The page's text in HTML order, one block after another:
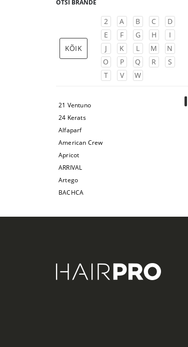
OTSI BRÄNDE
KÕIK
2 A B C
D
E
F G H
I
J
K L M
N
O
P Q R
S
T
V W
21 Ventuno
24 Kerats
Alfaparf
American Crew
Apricot
ARRIVAL
Artego
BACHCA
Batiste
BioKap
Biosilk